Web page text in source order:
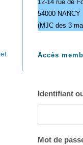
12-14 rue de
54000 NANCY
(MJC des 3
Accès
Identifiant
Mot de